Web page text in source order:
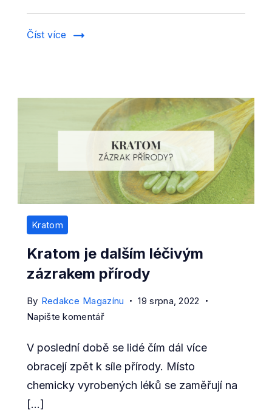
dávkování,
Číst více
Kratom
Kratom je dalším léčivým
zázrakem přírody
By Redakce Magazínu
19 srpna, 2022
Napište komentářon
je
dalším
léčivým
zázrakem
V poslední době se lidé čím dál více
obracejí zpět k síle přírody. Místo
chemicky vyrobených léků se zaměřují na
[…]